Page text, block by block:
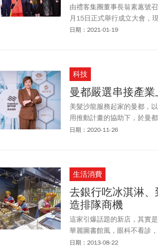
由禮客集團董事長翁素蕙號
月15日正式舉行成立大會，
婦女企管協會」全球第75個分
日期：2021-01-19
科技
曼都嚴選串接產
美髮沙龍服務起家的曼都，
用推動計畫的協助下，於曼
紐，期望為美麗產業再獻一份
日期：2020-11-26
生活消費
去銀行吃冰淇淋
造排隊商機
這家引爆話題的新店，其實
華麗圖書館風，眼科不看診
信店比照辦理，不承辦金融
日期：2013-08-22